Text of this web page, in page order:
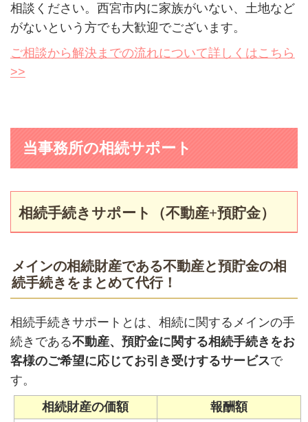
相談ください。西宮市内に家族がいない、土地など
がないという方でも大歓迎でございます。
ご相談から解決までの流れについて詳しくはこちら
>>
当事務所の相続サポート
相続手続きサポート（不動産+預貯金）
メインの相続財産である不動産と預貯金の相
続手続きをまとめて代行！
相続手続きサポートとは、相続に関するメインの手
続きである不動産、預貯金に関する相続手続きをお
客様のご希望に応じてお引き受けするサービスで
す。
相続財産の価額
報酬額